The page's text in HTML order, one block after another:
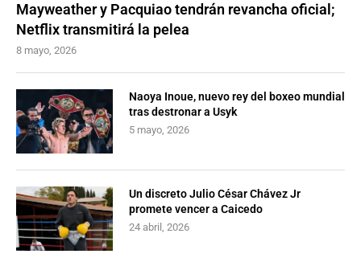
Mayweather y Pacquiao tendrán revancha oficial;
Netflix transmitirá la pelea
8 mayo, 2026
Naoya Inoue, nuevo rey del boxeo mundial
tras destronar a Usyk
5 mayo, 2026
Un discreto Julio César Chávez Jr
promete vencer a Caicedo
24 abril, 2026